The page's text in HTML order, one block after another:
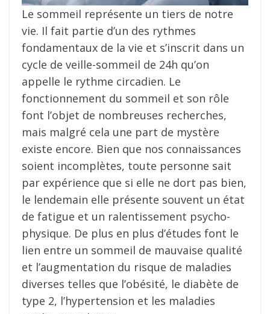
Le sommeil représente un tiers de notre
vie. Il fait partie d’un des rythmes
fondamentaux de la vie et s’inscrit dans un
cycle de veille-sommeil de 24h qu’on
appelle le rythme circadien. Le
fonctionnement du sommeil et son rôle
font l’objet de nombreuses recherches,
mais malgré cela une part de mystère
existe encore. Bien que nos connaissances
soient incomplètes, toute personne sait
par expérience que si elle ne dort pas bien,
le lendemain elle présente souvent un état
de fatigue et un ralentissement psycho-
physique. De plus en plus d’études font le
lien entre un sommeil de mauvaise qualité
et l’augmentation du risque de maladies
diverses telles que l’obésité, le diabète de
type 2, l’hypertension et les maladies